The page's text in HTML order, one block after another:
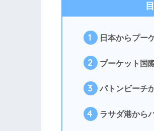
1 日本からプー
2 プーケット国
3 パトンビーチ
4 ラサダ港から